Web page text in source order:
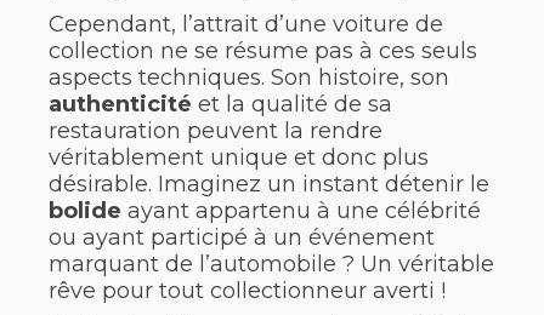
Cependant, l’attrait d’une voiture de
collection ne se résume pas à ces seuls
aspects techniques. Son histoire, son
authenticité et la qualité de sa
restauration peuvent la rendre
véritablement unique et donc plus
désirable. Imaginez un instant détenir le
bolide ayant appartenu à une célébrité
ou ayant participé à un événement
marquant de l’automobile ? Un véritable
rêve pour tout collectionneur averti !